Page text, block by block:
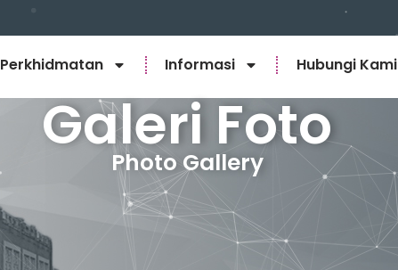
Perkhidmatan Informasi Hubungi Kami
Galeri Foto
Photo Gallery